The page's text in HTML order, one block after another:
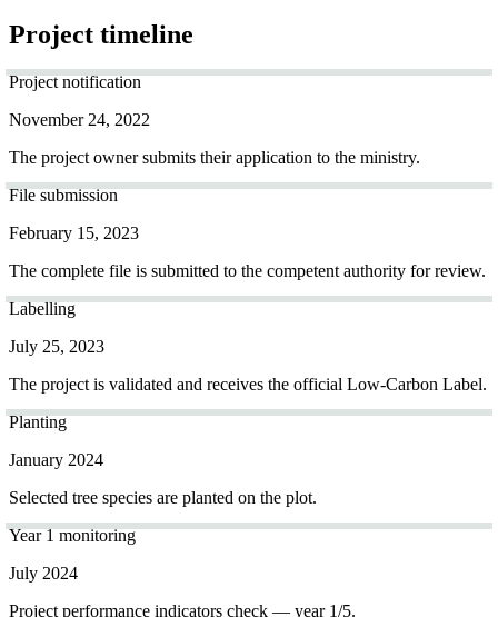
Project timeline
Project notification
November 24, 2022
The project owner submits their application to the ministry.
File submission
February 15, 2023
The complete file is submitted to the competent authority for review.
Labelling
July 25, 2023
The project is validated and receives the official Low-Carbon Label.
Planting
January 2024
Selected tree species are planted on the plot.
Year 1 monitoring
July 2024
Project performance indicators check — year 1/5.